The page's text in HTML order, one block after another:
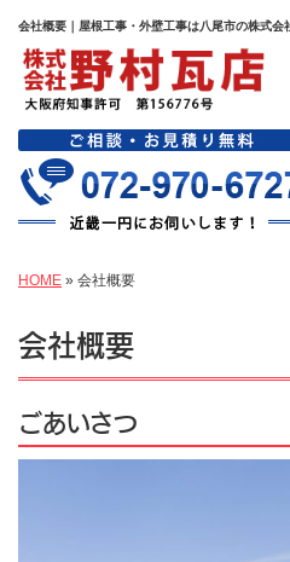
会社概要｜屋根工事・外壁工事は八尾市の株式会
HOME » 会社概要
会社概要
ごあいさつ